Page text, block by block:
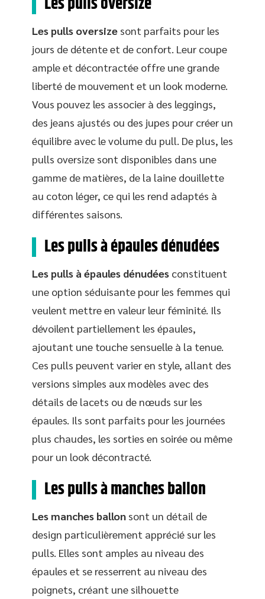
Les pulls oversize sont parfaits pour les
jours de détente et de confort. Leur coupe
ample et décontractée offre une grande
liberté de mouvement et un look moderne.
Vous pouvez les associer à des leggings,
des jeans ajustés ou des jupes pour créer un
équilibre avec le volume du pull. De plus, les
pulls oversize sont disponibles dans une
gamme de matières, de la laine douillette
au coton léger, ce qui les rend adaptés à
différentes saisons.
Les pulls à épaules dénudées
Les pulls à épaules dénudées constituent
une option séduisante pour les femmes qui
veulent mettre en valeur leur féminité. Ils
dévoilent partiellement les épaules,
ajoutant une touche sensuelle à la tenue.
Ces pulls peuvent varier en style, allant des
versions simples aux modèles avec des
détails de lacets ou de nœuds sur les
épaules. Ils sont parfaits pour les journées
plus chaudes, les sorties en soirée ou même
pour un look décontracté.
Les pulls à manches ballon
Les manches ballon sont un détail de
design particulièrement apprécié sur les
pulls. Elles sont amples au niveau des
épaules et se resserrent au niveau des
poignets, créant une silhouette